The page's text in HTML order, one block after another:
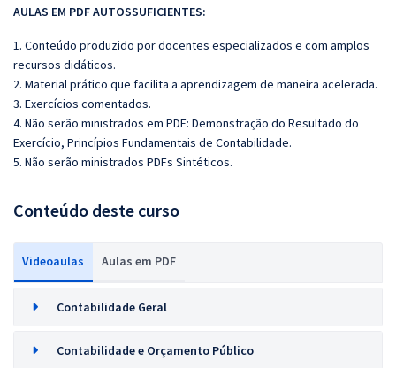
AULAS EM PDF AUTOSSUFICIENTES:
1. Conteúdo produzido por docentes especializados e com amplos
recursos didáticos.
2. Material prático que facilita a aprendizagem de maneira acelerada.
3. Exercícios comentados.
4. Não serão ministrados em PDF: Demonstração do Resultado do
Exercício, Princípios Fundamentais de Contabilidade.
5. Não serão ministrados PDFs Sintéticos.
Conteúdo deste curso
Videoaulas Aulas em PDF
Contabilidade Geral
Contabilidade e Orçamento Público